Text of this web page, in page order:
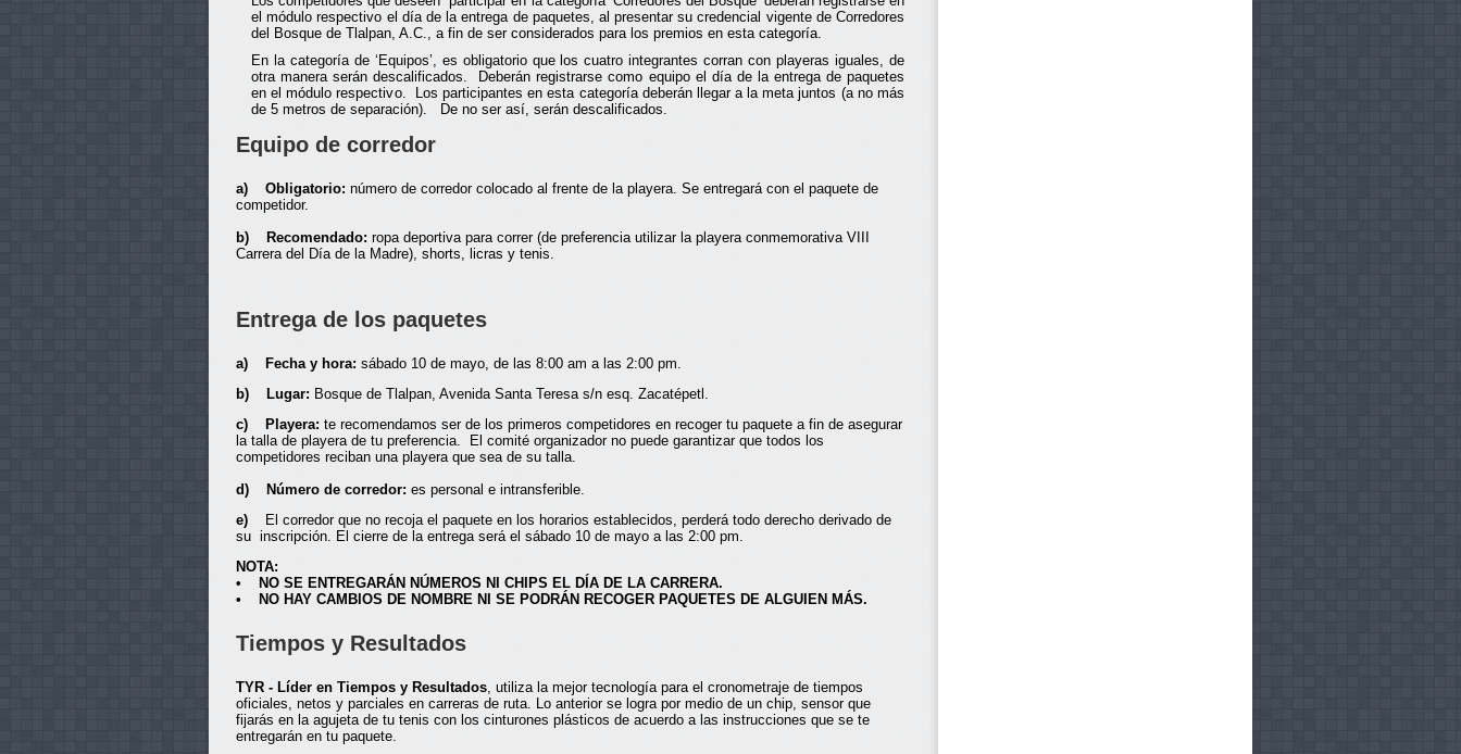
el módulo respectivo el día de la entrega de paquetes, al presentar su credencial vigente de Corredores
del Bosque de Tlalpan, A.C., a fin de ser considerados para los premios en esta categoría.
En la categoría de ‘Equipos’, es obligatorio que los cuatro integrantes corran con playeras iguales, de
otra manera serán descalificados. Deberán registrarse como equipo el día de la entrega de paquetes
en el módulo respectivo. Los participantes en esta categoría deberán llegar a la meta juntos (a no más
de 5 metros de separación). De no ser así, serán descalificados.
Equipo de corredor
a) Obligatorio: número de corredor colocado al frente de la playera. Se entregará con el paquete de
competidor.
b) Recomendado: ropa deportiva para correr (de preferencia utilizar la playera conmemorativa VIII
Carrera del Día de la Madre), shorts, licras y tenis.
Entrega de los paquetes
a) Fecha y hora: sábado 10 de mayo, de las 8:00 am a las 2:00 pm.
b) Lugar: Bosque de Tlalpan, Avenida Santa Teresa s/n esq. Zacatépetl.
c) Playera: te recomendamos ser de los primeros competidores en recoger tu paquete a fin de asegurar
la talla de playera de tu preferencia. El comité organizador no puede garantizar que todos los
competidores reciban una playera que sea de su talla.
d) Número de corredor: es personal e intransferible.
e)
El corredor que no recoja el paquete en los horarios establecidos, perderá todo derecho derivado de
su inscripción. El cierre de la entrega será el sábado 10 de mayo a las 2:00 pm.
NOTA:
• NO SE ENTREGARÁN NÚMEROS NI CHIPS EL DÍA DE LA CARRERA.
• NO HAY CAMBIOS DE NOMBRE NI SE PODRÁN RECOGER PAQUETES DE ALGUIEN MÁS.
Tiempos y Resultados
TYR - Líder en Tiempos y Resultados, utiliza la mejor tecnología para el cronometraje de tiempos
oficiales, netos y parciales en carreras de ruta. Lo anterior se logra por medio de un chip, sensor que
fijarás en la agujeta de tu tenis con los cinturones plásticos de acuerdo a las instrucciones que se te
entregarán en tu paquete.